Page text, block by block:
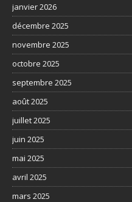
janvier 2026
décembre 2025
novembre 2025
octobre 2025
septembre 2025
août 2025
juillet 2025
juin 2025
mai 2025
avril 2025
mars 2025